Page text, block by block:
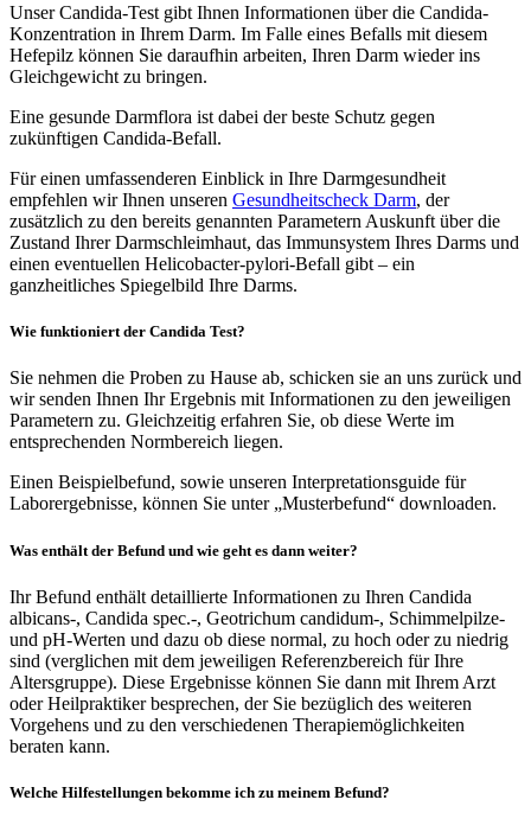
Unser Candida-Test gibt Ihnen Informationen über die Candida-
Konzentration in Ihrem Darm. Im Falle eines Befalls mit diesem
Hefepilz können Sie daraufhin arbeiten, Ihren Darm wieder ins
Gleichgewicht zu bringen.
Eine gesunde Darmflora ist dabei der beste Schutz gegen
zukünftigen Candida-Befall.
Für einen umfassenderen Einblick in Ihre Darmgesundheit
empfehlen wir Ihnen unseren Gesundheitscheck Darm, der
zusätzlich zu den bereits genannten Parametern Auskunft über die
Zustand Ihrer Darmschleimhaut, das Immunsystem Ihres Darms und
einen eventuellen Helicobacter-pylori-Befall gibt – ein
ganzheitliches Spiegelbild Ihre Darms.
Wie funktioniert der Candida Test?
Sie nehmen die Proben zu Hause ab, schicken sie an uns zurück und
wir senden Ihnen Ihr Ergebnis mit Informationen zu den jeweiligen
Parametern zu. Gleichzeitig erfahren Sie, ob diese Werte im
entsprechenden Normbereich liegen.
Einen Beispielbefund, sowie unseren Interpretationsguide für
Laborergebnisse, können Sie unter „Musterbefund“ downloaden.
Was enthält der Befund und wie geht es dann weiter?
Ihr Befund enthält detaillierte Informationen zu Ihren Candida
albicans-, Candida spec.-, Geotrichum candidum-, Schimmelpilze-
und pH-Werten und dazu ob diese normal, zu hoch oder zu niedrig
sind (verglichen mit dem jeweiligen Referenzbereich für Ihre
Altersgruppe). Diese Ergebnisse können Sie dann mit Ihrem Arzt
oder Heilpraktiker besprechen, der Sie bezüglich des weiteren
Vorgehens und zu den verschiedenen Therapiemöglichkeiten
beraten kann.
Welche Hilfestellungen bekomme ich zu meinem Befund?